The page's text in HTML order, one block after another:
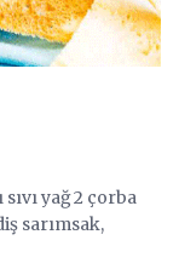
yağ 2 çorba
sarımsak,